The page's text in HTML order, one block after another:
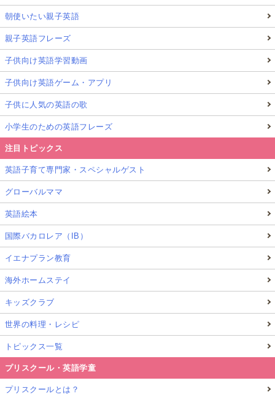
朝使いたい親子英語
親子英語フレーズ
子供向け英語学習動画
子供向け英語ゲーム・アプリ
子供に人気の英語の歌
小学生のための英語フレーズ
注目トピックス
英語子育て専門家・スペシャルゲスト
グローバルママ
英語絵本
国際バカロレア（IB）
イエナプラン教育
海外ホームステイ
キッズクラブ
世界の料理・レシピ
トピックス一覧
プリスクール・英語学童
プリスクールとは？